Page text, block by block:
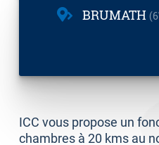
BRUMATH
ICC vous propose un
chambres à 20 kms au